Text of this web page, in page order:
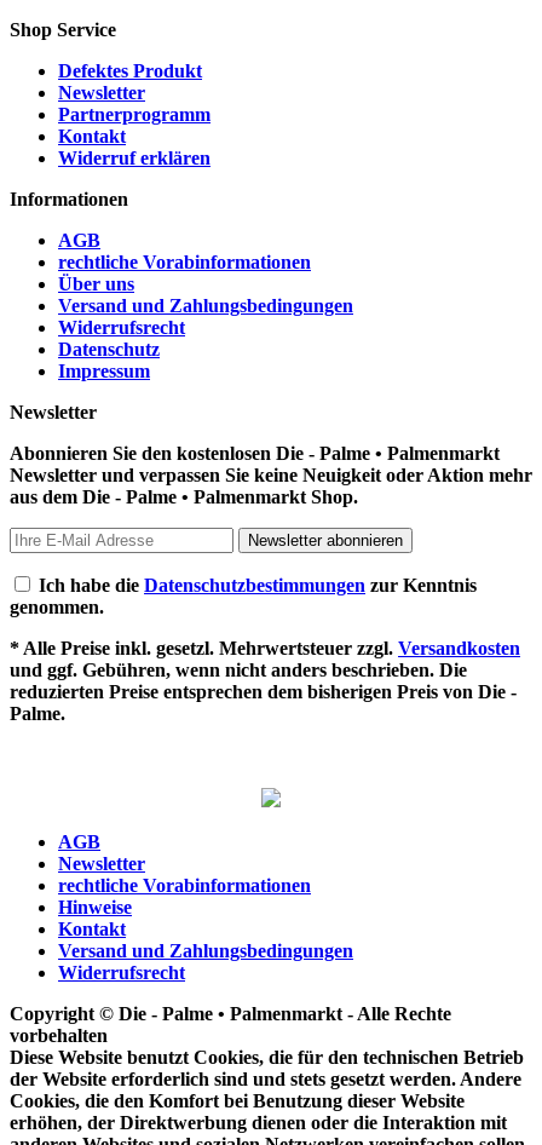
Shop Service
Defektes Produkt
Newsletter
Partnerprogramm
Kontakt
Widerruf erklären
Informationen
AGB
rechtliche Vorabinformationen
Über uns
Versand und Zahlungsbedingungen
Widerrufsrecht
Datenschutz
Impressum
Newsletter
Abonnieren Sie den kostenlosen Die - Palme • Palmenmarkt
Newsletter und verpassen Sie keine Neuigkeit oder Aktion mehr
aus dem Die - Palme • Palmenmarkt Shop.
Newsletter abonnieren
Ich habe die Datenschutzbestimmungen zur Kenntnis
genommen.
* Alle Preise inkl. gesetzl. Mehrwertsteuer zzgl. Versandkosten
und ggf. Gebühren, wenn nicht anders beschrieben. Die
reduzierten Preise entsprechen dem bisherigen Preis von Die -
Palme.
AGB
Newsletter
rechtliche Vorabinformationen
Hinweise
Kontakt
Versand und Zahlungsbedingungen
Widerrufsrecht
Copyright © Die - Palme • Palmenmarkt - Alle Rechte
vorbehalten
Diese Website benutzt Cookies, die für den technischen Betrieb
der Website erforderlich sind und stets gesetzt werden. Andere
Cookies, die den Komfort bei Benutzung dieser Website
erhöhen, der Direktwerbung dienen oder die Interaktion mit